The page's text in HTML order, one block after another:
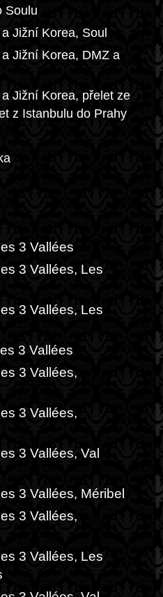
Soulu
Jižní Korea, Soul
Jižní Korea, DMZ a
Jižní Korea, přelet ze
z Istanbulu do Prahy
3 Vallées
3 Vallées, Les
3 Vallées, Les
3 Vallées
3 Vallées,
3 Vallées,
3 Vallées, Val
3 Vallées, Méribel
3 Vallées,
3 Vallées, Les